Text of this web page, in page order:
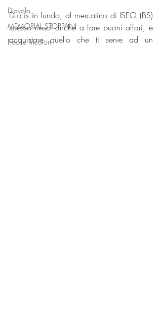
Diavolo
MEMORIAL STOPPANI
Frecce Tricolori
Dulcis in fundo, al mercatino di ISEO (BS)
spesso riesci anche a fare buoni affari, e
acquistare quello che ti serve ad un